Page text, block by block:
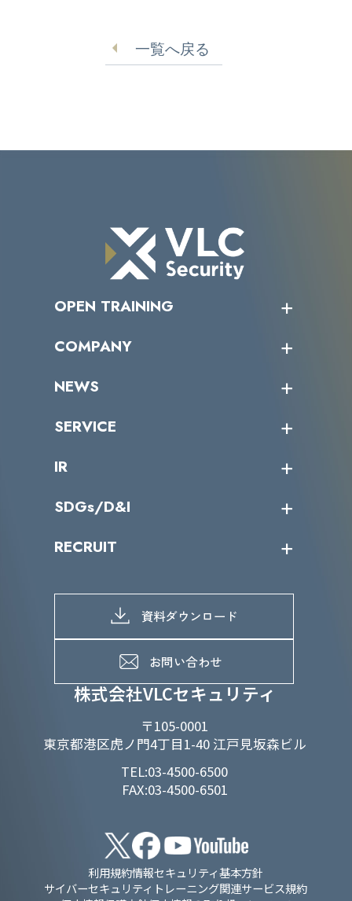
一覧へ戻る
株式会社VLCセキュリティ
〒105-0001
東京都港区虎ノ門4丁目1-40 江戸見坂森ビル
TEL:03-4500-6500
FAX:03-4500-6501
OPEN TRAINING
受講者の声
COMPANY
トップメッセージ
ミッション／ビジョン
パートナー企業一覧
NEWS
サイバーニュース
SERVICE
カテゴリー別サービス一覧
IR
IRカレンダー
IRライブラリー
よくあるご質問
SDGs/D&I
当グループのマテリアリティ
SDGs推進体制
D&Iの取り組み
RECRUIT
募集職種一覧
メッセージ
メンバーインタビュー
資料ダウンロード
お問い合わせ
利用規約情報セキュリティ基本方針
サイバーセキュリティトレーニング関連サービス規約